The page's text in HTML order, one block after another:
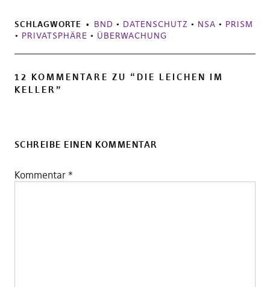
SCHLAGWORTE BND • DATENSCHUTZ • NSA • PRISM
• PRIVATSPHÄRE • ÜBERWACHUNG
12 KOMMENTARE ZU “ DIE LEICHEN IM
KELLER”
SCHREIBE EINEN KOMMENTAR
Kommentar *